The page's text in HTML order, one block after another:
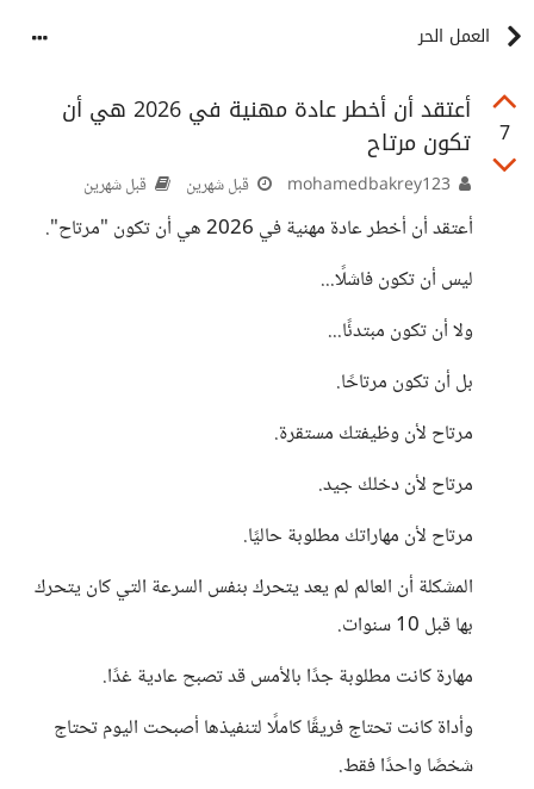
العمل الحر
7
أعتقد أن أخطر عادة مهنية في 2026 هي أن
تكون مرتاح
قبل شهرين قبل شهرين
أعتقد أن أخطر عادة مهنية في 2026 هي أن تكون "مرتاح".
ليس أن تكون فاشلًا...
ولا أن تكون مبتدئًا...
بل أن تكون مرتاحًا.
مرتاح لأن وظيفتك مستقرة.
مرتاح لأن دخلك جيد.
مرتاح لأن مهاراتك مطلوبة حاليًا.
المشكلة أن العالم لم يعد يتحرك بنفس السرعة التي كان يتحرك
بها قبل 10 سنوات.
مهارة كانت مطلوبة جدًا بالأمس قد تصبح عادية غدًا.
وأداة كانت تحتاج فريقًا كاملًا لتنفيذها أصبحت اليوم تحتاج
شخصًا واحدًا فقط.